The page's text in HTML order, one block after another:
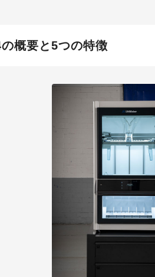
概要と5つの特徴